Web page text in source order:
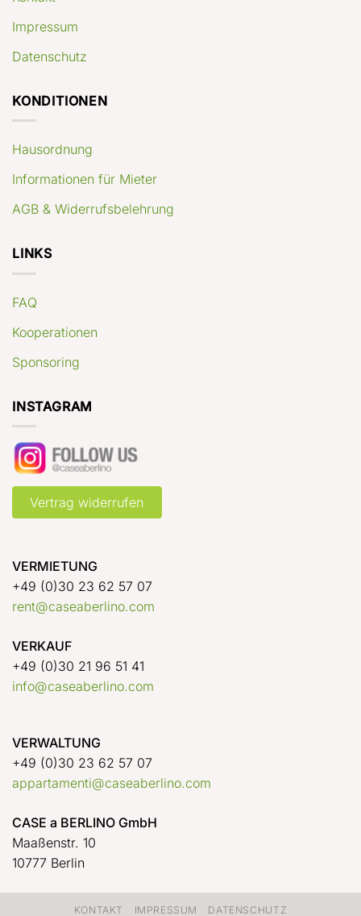
Impressum
Datenschutz
KONDITIONEN
Hausordnung
Informationen für Mieter
AGB & Widerrufsbelehrung
LINKS
FAQ
Kooperationen
Sponsoring
INSTAGRAM
Vertrag widerrufen
VERMIETUNG
+49 (0)30 23 62 57 07
rent@caseaberlino.com
VERKAUF
+49 (0)30 21 96 51 41
info@caseaberlino.com
VERWALTUNG
+49 (0)30 23 62 57 07
appartamenti@caseaberlino.com
CASE a BERLINO GmbH
Maaßenstr. 10
10777 Berlin
KONTAKT IMPRESSUM DATENSCHUTZ